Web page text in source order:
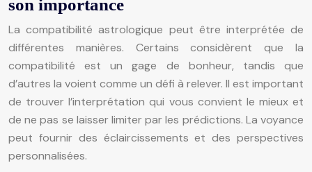
son importance
La compatibilité astrologique peut être interprétée de
différentes manières. Certains considèrent que la
compatibilité est un gage de bonheur, tandis que
d’autres la voient comme un défi à relever. Il est important
de trouver l’interprétation qui vous convient le mieux et
de ne pas se laisser limiter par les prédictions. La voyance
peut fournir des éclaircissements et des perspectives
personnalisées.